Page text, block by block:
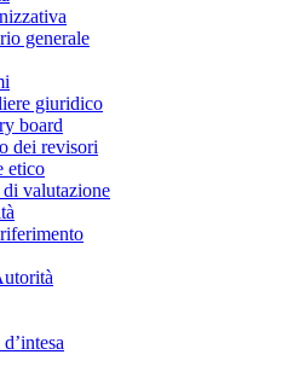
generale
giuridico
board
dei revisori
etico
valutazione